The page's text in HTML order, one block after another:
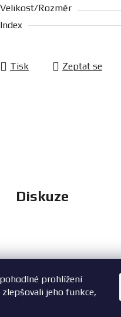
prohlížení
jeho funkce,
Velikost/Rozměr
Index
Tisk Zeptat se
Diskuze
785 748